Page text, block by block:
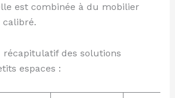
est combinée à du mobilier
calibré.
récapitulatif des solutions
espaces :